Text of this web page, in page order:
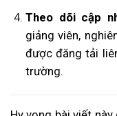
Theo dõi cập
giảng viên,
được đăng tải
trường.